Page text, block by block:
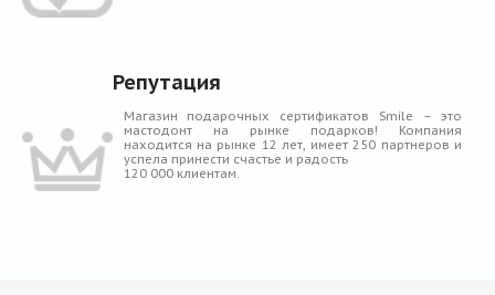
Репутация
Магазин подарочных сертификатов Smile – это
мастодонт на рынке подарков! Компания
находится на рынке 12 лет, имеет 250 партнеров и
успела принести счастье и радость
120 000 клиентам.